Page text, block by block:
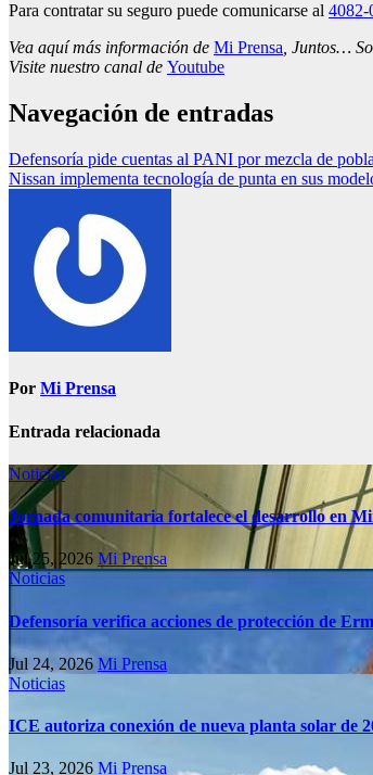
Para contratar su seguro puede comunicarse al 4082-
Vea aquí más información de Mi Prensa , Juntos…
Visite nuestro canal de Youtube
Navegación de entradas
Defensoría pide cuentas al PANI por mezcla de
Nissan implementa tecnología de punta en sus
Por Mi Prensa
Entrada relacionada
Noticias
Jornada comunitaria fortalece el desarrollo en
Jul 25, 2026 Mi Prensa
Noticias
Defensoría verifica acciones de protección de
Jul 24, 2026 Mi Prensa
Noticias
ICE autoriza conexión de nueva planta solar de
Jul 23, 2026 Mi Prensa